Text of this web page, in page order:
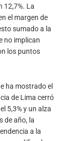
12,7%. La
el margen de
sumado a la
no implican
los puntos
ha mostrado el
de Lima cerró
5,3% y un alza
de año, la
a la